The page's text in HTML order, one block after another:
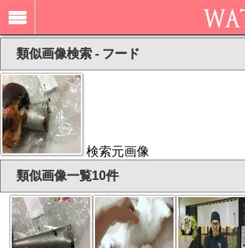
類似画像検索 - フード
検索元画像
類似画像一覧10件